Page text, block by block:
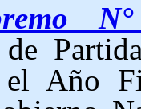
de
Año